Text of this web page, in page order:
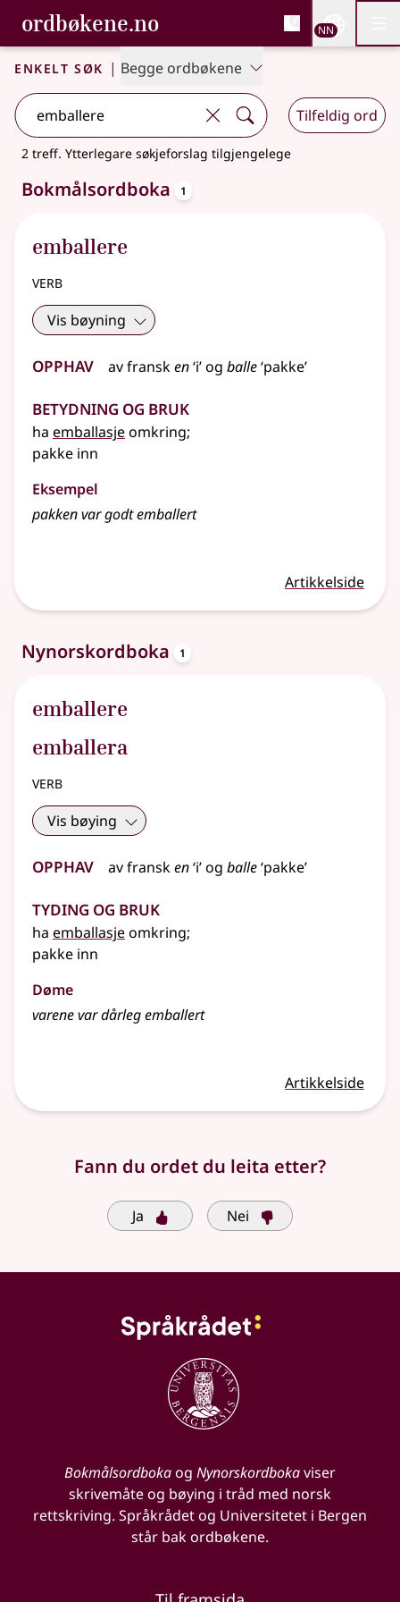
Gå til hovudinnhald
Tilgjenge
ordbøkene.no, Bokmålsordboka og
Bokmålsordboka og Nynorskordboka
NN
Enkelt søk | Begge ordbøkene
Tilfeldig ord
2 treff. Ytterlegare søkjeforslag tilgjengelege
Bokmålsordboka 1
emballere
verb
Vis bøyning
Opphav avfransken‘i’ og balle‘pakke’
Betydning og bruk
ha emballasjeomkring;
pakke inn
Eksempel
pakken var godt emballert
Artikkelside
Nynorskordboka 1
emballere
emballera
verb
Vis bøying
Opphav avfransken‘i’ og balle‘pakke’
Tyding og bruk
ha emballasjeomkring;
pakke inn
Døme
varene var dårleg emballert
Artikkelside
Fann du ordet du leita etter?
Ja Nei
Bokmålsordbokaog Nynorskordbokaviser
skrivemåte og bøying i tråd med norsk
rettskriving. Språkrådet og Universitetet i Bergen
står bak ordbøkene.